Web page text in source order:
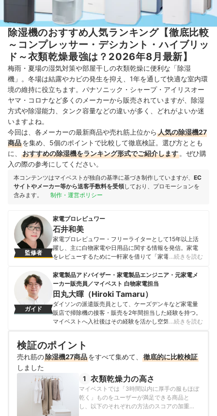
除湿機のおすすめ人気ランキング【徹底比較
～コンプレッサー・デシカント・ハイブリッ
ド～衣類乾燥最強は？2026年8月最新】
梅雨・夏場の湿気対策や部屋干しの衣類乾燥に便利な「除湿
機」。冬場は結露やカビの発生を抑え、1年を通して快適な室内環
境の維持に役立ちます。パナソニック・シャープ・アイリスオー
ヤマ・コロナなど多くのメーカーから販売されていますが、除湿
方式や除湿能力、タンク容量などの違いが多く、どれがよいか迷
いますよね。
今回は、各メーカーの最新商品や売れ筋上位から 人気の除湿機27
商品を集め、5個のポイントで比較して徹底検証。選び方ととも
に、
おすすめの除湿機をランキング形式でご紹介します 。ぜひ購
入の際の参考にしてください。
本コンテンツはマイベストが独自の基準に基づき制作していますが、 EC
サイトやメーカー等から送客手数料を受領しており、プロモーションを
含みます。
制作・運営ポリシー
監修者
家電プロレビュワー
石井和美
家電プロレビュワー・フリーライターとして15年以上活
躍し、主に白物家電や日用品に関する情報を発信。家電
をレビューするために一軒家を借りて「家電ラボ」を開
型・中型家電から冷蔵庫・洗濯機のような大型家電まで
幅広く検証している。
石井和美のプロフィール
…続きを読む
ガイド
家電製品アドバイザー・家電製品エンジニア・元家電メ
ーカー販売員／マイベスト 白物家電担当
田丸大暉（Hiroki Tamaru）
ダイソンの派遣販売員として、ケーズデンキなど家電量
販店で掃除機の接客・販売を2年間担当した経験を持つ。
マイベストへ入社後はその経験を活かし空気清浄機・除
家電・空調家電や掃除機をはじめ白物家電全般を専門に
ガイドを担当し、日立やシャープ、パナソニックなどの
総合家電メーカーから、ダイニチ工業・Sharkなどの専門
毎日使う家電製品だからこそ、本当によい商品を誰もが
簡単に選べるように、性能はもちろん省エネ性能やお手
入れのしやすさまでひとつひとつ丁寧に確認しながらコ
ンテンツ制作を行う。
田丸大暉（Hiroki Tamaru）のプロフィール
…続きを読む
検証のポイント
売れ筋の除湿機27商品をすべて集めて、
徹底的に比較検証
しました
1 衣類乾燥力の高さ
マイベストでは「3時間以内に厚手の服もほぼ
乾く」ものをユーザーが満足できる商品と
し、以下のそれぞれの方法のスコアの加重平